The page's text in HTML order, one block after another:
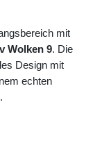
mit
Wolken 9. Die
Design mit
echten